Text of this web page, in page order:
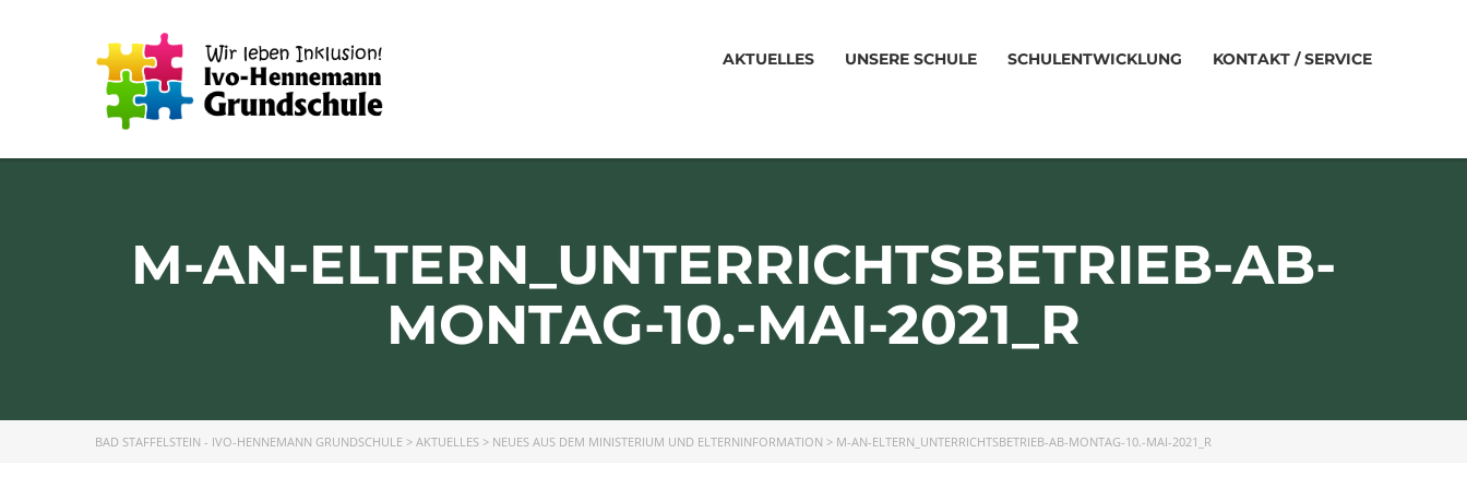
AKTUELLES UNSERE SCHULE SCHULENTWICKLUNG KONTAKT / SERVICE
M-AN-ELTERN_UNTERRICHTSBETRIEB-AB-
MONTAG-10.-MAI-2021_R
BAD STAFFELSTEIN - IVO-HENNEMANN GRUNDSCHULE > AKTUELLES > NEUES AUS DEM MINISTERIUM UND ELTERNINFORMATION > M-AN-ELTERN_UNTERRICHTSBETRIEB-AB-MONTAG-10.-MAI-2021_R